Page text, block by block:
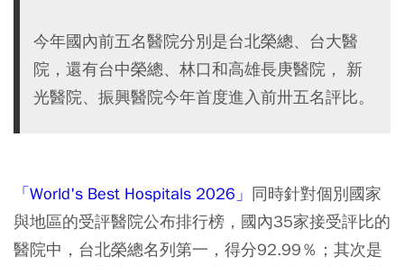
今年國內前五名醫院分別是台北榮總、台大醫
院，還有台中榮總、林口和高雄長庚醫院， 新
光醫院、振興醫院今年首度進入前卅五名評比。
「World's Best Hospitals 2026」 同時針對個別國家
與地區的受評醫院公布排行榜，國內35家接受評比的
醫院中，台北榮總名列第一，得分92.99％；其次是